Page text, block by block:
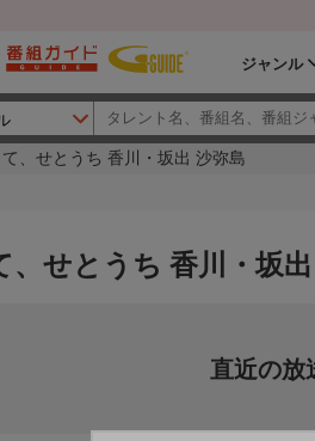
ジャンル
、せとうち 香川・坂出 沙弥島
、せとうち 香川・坂
直近の放